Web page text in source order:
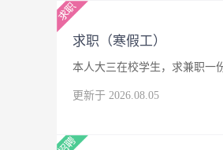
求职（寒假工）
本人大三在校学生，求兼职一
更新于 2026.08.05